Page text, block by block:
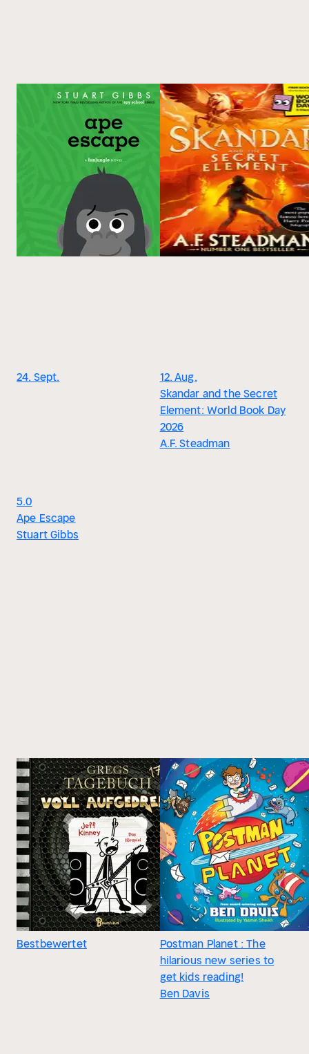
24. Sept.
5.0
Ape Escape
Stuart Gibbs
12. Aug.
Skandar and the Secret
Element: World Book Day
2026
A.F. Steadman
Bestbewertet
Postman Planet : The
hilarious new series to
get kids reading!
Ben Davis